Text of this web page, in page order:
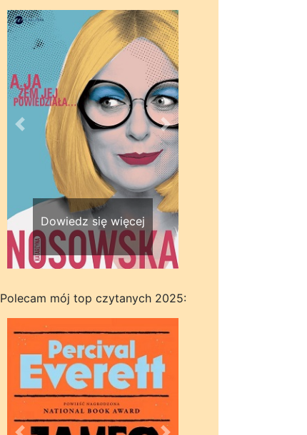
Dowiedz się więcej
Wstecz Dalej
Polecam mój top czytanych 2025: